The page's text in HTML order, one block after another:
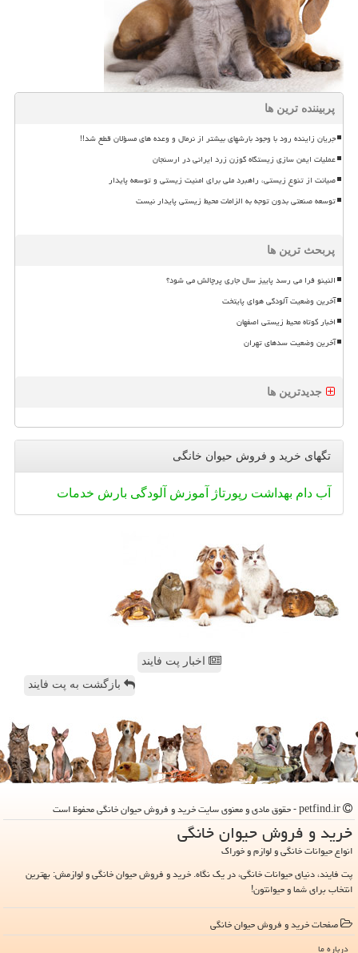
پربیننده ترین ها
جریان زاینده رود با وجود بارشهای بیشتر از نرمال و وعده های مسؤلان قطع شد!!
عملیات ایمن سازی زیستگاه گوزن زرد ایرانی در ارسنجان
صیانت از تنوع زیستی، راهبرد ملی برای امنیت زیستی و توسعه پایدار
توسعه صنعتی بدون توجه به الزامات محیط زیستی پایدار نیست
پربحث ترین ها
النینو فرا می رسد پاییز سال جاری پرچالش می شود؟
آخرین وضعیت آلودگی هوای پایتخت
اخبار کوتاه محیط زیستی اصفهان
آخرین وضعیت سدهای تهران
جدیدترین ها
تگهای خرید و فروش حیوان خانگی
آب دام بهداشت رپورتاژ آموزش آلودگی بارش خدمات
اخبار پت فایند
بازگشت به پت فایند
خرید و فروش حیوان خانگی
انواع حیوانات خانگی و لوازم و خوراک
پت فایند، دنیای حیوانات خانگی، در یک نگاه. خرید و فروش حیوان خانگی و لوازمش: بهترین
انتخاب برای شما و حیوانتون!
صفحات خرید و فروش حیوان خانگی
درباره ما